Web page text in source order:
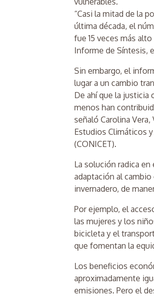
“Casi la mitad de la
última década, el
fue 15 veces más
Informe de Síntesis,
Sin embargo, el
lugar a un cambio
De ahí que la justicia
menos han
señaló Carolina
Estudios Climáticos
(CONICET).
La solución radica
adaptación al
invernadero, de
Por ejemplo, el
las mujeres y los
bicicleta y el
que fomentan la
Los beneficios
aproximadamente
emisiones. Pero el